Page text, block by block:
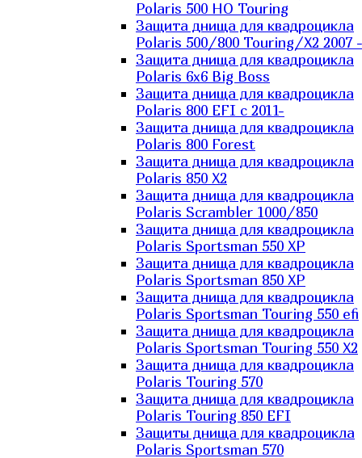
Polaris 500 HO Touring
Защита днища для квадроцикла
Polaris 500/800 Touring/X2 2007 -
Защита днища для квадроцикла
Polaris 6х6 Big Boss
Защита днища для квадроцикла
Polaris 800 EFI с 2011-
Защита днища для квадроцикла
Polaris 800 Forest
Защита днища для квадроцикла
Polaris 850 X2
Защита днища для квадроцикла
Polaris Scrambler 1000/850
Защита днища для квадроцикла
Polaris Sportsman 550 XP
Защита днища для квадроцикла
Polaris Sportsman 850 XP
Защита днища для квадроцикла
Polaris Sportsman Touring 550 efi
Защита днища для квадроцикла
Polaris Sportsman Touring 550 X2
Защита днища для квадроцикла
Polaris Touring 570
Защита днища для квадроцикла
Polaris Touring 850 EFI
Защиты днища для квадроцикла
Polaris Sportsman 570